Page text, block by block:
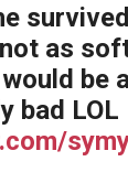
as
be
bad LOL